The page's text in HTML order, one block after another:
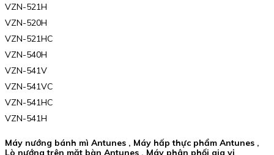
VZN-521H
VZN-520H
VZN-521HC
VZN-540H
VZN-541V
VZN-541VC
VZN-541HC
VZN-541H
Máy nướng bánh mì Antunes , Máy hấp thực phẩm Antunes ,
Lò nướng trên mặt bàn Antunes , Máy phân phối gia vị